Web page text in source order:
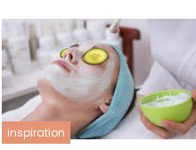
løsninger
inspiration